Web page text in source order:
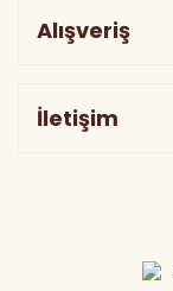
Alışveriş
İletişim